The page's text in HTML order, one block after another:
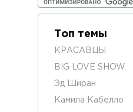
Топ темы
КРАСАВЦЫ
BIG LOVE SHOW
Эд Ширан
Камила Кабелло